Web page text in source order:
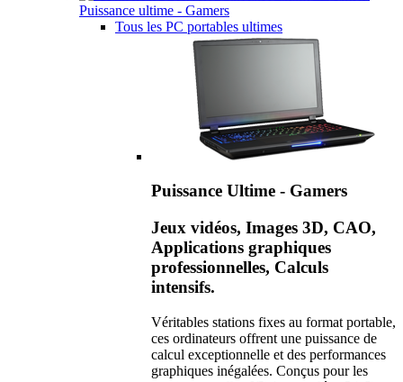
Puissance ultime - Gamers
Tous les PC portables ultimes
Puissance Ultime - Gamers
Jeux vidéos, Images 3D, CAO,
Applications graphiques
professionnelles, Calculs
intensifs.
Véritables stations fixes au format portable,
ces ordinateurs offrent une puissance de
calcul exceptionnelle et des performances
graphiques inégalées. Conçus pour les